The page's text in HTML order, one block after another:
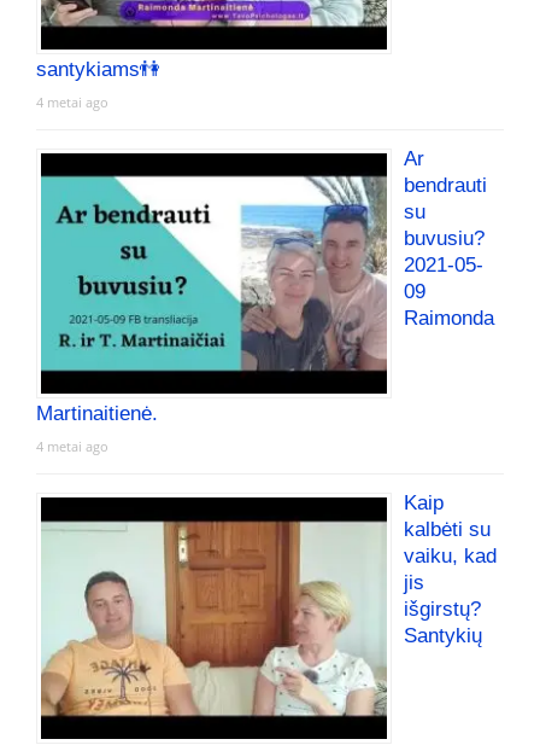
santykiams👫
4 metai ago
Ar
bendrauti
su
buvusiu?
2021-05-
09
Raimonda
Martinaitienė.
4 metai ago
Kaip
kalbėti su
vaiku, kad
jis
išgirstų?
Santykių